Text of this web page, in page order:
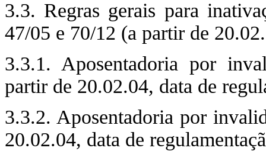
3.3. Regras gerais para
47/05 e 70/12 (a partir de
3.3.1. Aposentadoria por
partir de 20.02.04, data de
3.3.2. Aposentadoria por
20.02.04, data de